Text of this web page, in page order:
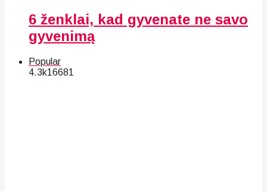
6 ženklai, kad gyvenate ne savo
gyvenimą
Popular
4.3k16681